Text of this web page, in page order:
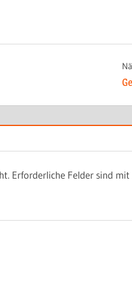
Erforderliche Felder sind mit